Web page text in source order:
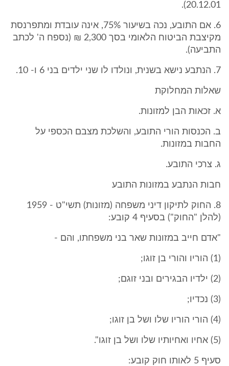
20.12.01).
6. אם התובע, נכה בשיעור 75%, אינה עובדת ומתפרנסת
מקיצבת הביטוח הלאומי בסך 2,300 ₪ (נספח ה' לכתב
התביעה).
7. הנתבע נישא בשנית, ונולדו לו שני ילדים בני 6 ו- 10.
שאלות המחלוקת
א. זכאות הבן למזונות.
ב. הכנסות הורי התובע, והשלכת מצבם הכספי על
החבות במזונות.
ג. צרכי התובע.
חבות הנתבע במזונות התובע
8. החוק לתיקון דיני משפחה (מזונות) תשי"ט - 1959
(להלן "החוק") בסעיף 4 קובע:
"אדם חייב במזונות שאר בני משפחתו, והם -
(1) הוריו והורי בן זוגו;
(2) ילדיו הבגירים ובני זוגם;
(3) נכדיו;
(4) הורי הוריו שלו ושל בן זוגו;
(5) אחיו ואחיותיו שלו ושל בן זוגו".
סעיף 5 לאותו חוק קובע: